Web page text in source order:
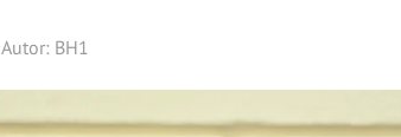
Autor: BH1